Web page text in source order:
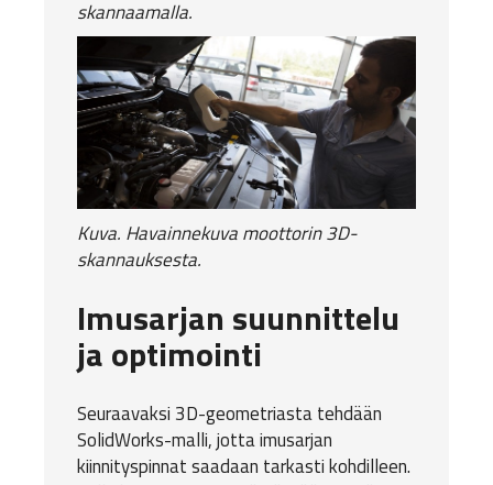
skannaamalla.
Kuva. Havainnekuva moottorin 3D-
skannauksesta.
Imusarjan suunnittelu
ja optimointi
Seuraavaksi 3D-geometriasta tehdään
SolidWorks-malli, jotta imusarjan
kiinnityspinnat saadaan tarkasti kohdilleen.